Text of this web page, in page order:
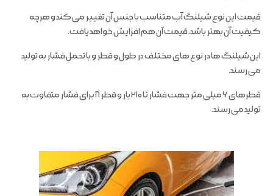
قیمت این نوع شیلنگ آب متناسب با جنس آن تغییر می کند و هرچه
کیفیت آن بهتر باشد، قیمت آن هم افزایش خواهد یافت.
این شیلنگ ها در نوع های مختلف در طول و قطر و با تحمل فشار به تولید
می رسند.
قطرهای ۶ میلی متر جهت فشار تا ۲۱۰ بار و قطر ۸ برای فشار متفاوت به
تولید می رسند.